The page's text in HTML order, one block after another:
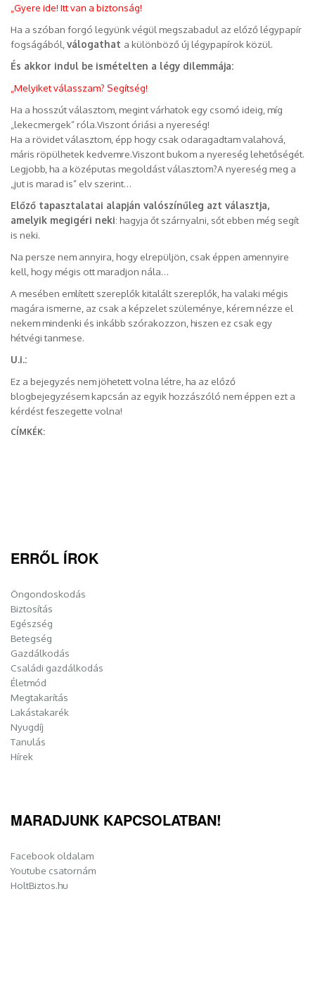
„Gyere ide! Itt van a biztonság!
Ha a szóban forgó legyünk végül megszabadul az előző légypapír
fogságából, válogathat a különböző új légypapírok közül.
És akkor indul be ismételten a légy dilemmája:
„Melyiket válasszam? Segítség!
Ha a hosszút választom, megint várhatok egy csomó ideig, míg
„lekecmergek” róla.Viszont óriási a nyereség!
Ha a rövidet választom, épp hogy csak odaragadtam valahová,
máris röpülhetek kedvemre.Viszont bukom a nyereség lehetőségét.
Legjobb, ha a középutas megoldást választom?A nyereség meg a
„jut is marad is” elv szerint…
Előző tapasztalatai alapján valószínűleg azt választja,
amelyik megigéri neki: hagyja őt szárnyalni, sőt ebben még segít
is neki.
Na persze nem annyira, hogy elrepüljön, csak éppen amennyire
kell, hogy mégis ott maradjon nála…
A mesében említett szereplők kitalált szereplők, ha valaki mégis
magára ismerne, az csak a képzelet szüleménye, kérem nézze el
nekem mindenki és inkább szórakozzon, hiszen ez csak egy
hétvégi tanmese.
U.i.:
Ez a bejegyzés nem jöhetett volna létre, ha az előző
blogbejegyzésem kapcsán az egyik hozzászóló nem éppen ezt a
kérdést feszegette volna!
CÍMKÉK:
ERRŐL ÍROK
Öngondoskodás
Biztosítás
Egészség
Betegség
Gazdálkodás
Családi gazdálkodás
Életmód
Megtakarítás
Lakástakarék
Nyugdíj
Tanulás
Hírek
MARADJUNK KAPCSOLATBAN!
Facebook oldalam
Youtube csatornám
HoltBiztos.hu